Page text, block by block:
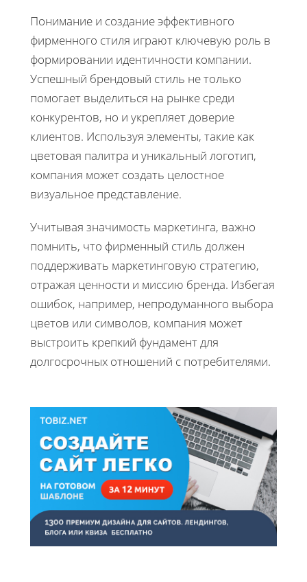
Понимание и создание эффективного
фирменного стиля играют ключевую роль в
формировании идентичности компании.
Успешный брендовый стиль не только
помогает выделиться на рынке среди
конкурентов, но и укрепляет доверие
клиентов. Используя элементы, такие как
цветовая палитра и уникальный логотип,
компания может создать целостное
визуальное представление.
Учитывая значимость маркетинга, важно
помнить, что фирменный стиль должен
поддерживать маркетинговую стратегию,
отражая ценности и миссию бренда. Избегая
ошибок, например, непродуманного выбора
цветов или символов, компания может
выстроить крепкий фундамент для
долгосрочных отношений с потребителями.